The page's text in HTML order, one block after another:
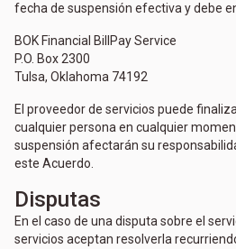
fecha de suspensión efectiva y debe
BOK Financial BillPay Service
P.O. Box 2300
Tulsa, Oklahoma 74192
El proveedor de servicios puede
cualquier persona en cualquier
suspensión afectarán su
este Acuerdo.
Disputas
En el caso de una disputa sobre el
servicios aceptan resolverla